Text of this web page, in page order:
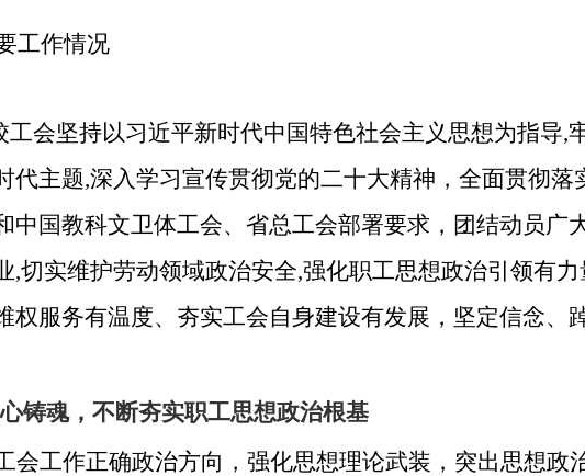
工作情况
工会坚持以习近平新时代中国特色社会主义思想为指导,
代主题,深入学习宣传贯彻党的二十大精神，全面贯彻落
中国教科文卫体工会、省总工会部署要求，团结动员广
,切实维护劳动领域政治安全,强化职工思想政治引领有
权服务有温度、夯实工会自身建设有发展，坚定信念、
铸魂，不断夯实职工思想政治根基
会工作正确政治方向，强化思想理论武装，突出思想政